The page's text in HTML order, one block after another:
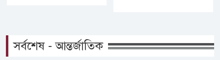
সর্বশেষ - আন্তর্জাতিক